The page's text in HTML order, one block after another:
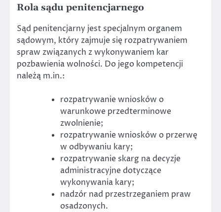
Rola sądu penitencjarnego
Sąd penitencjarny jest specjalnym organem
sądowym, który zajmuje się rozpatrywaniem
spraw związanych z wykonywaniem kar
pozbawienia wolności. Do jego kompetencji
należą m.in.:
rozpatrywanie wniosków o
warunkowe przedterminowe
zwolnienie;
rozpatrywanie wniosków o przerwę
w odbywaniu kary;
rozpatrywanie skarg na decyzje
administracyjne dotyczące
wykonywania kary;
nadzór nad przestrzeganiem praw
osadzonych.